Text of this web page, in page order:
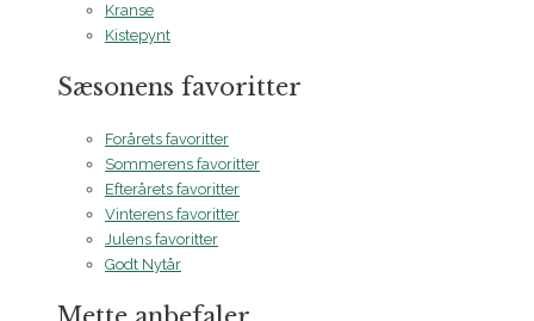
Kranse
Kistepynt
Sæsonens favoritter
Forårets favoritter
Sommerens favoritter
Efterårets favoritter
Vinterens favoritter
Julens favoritter
Godt Nytår